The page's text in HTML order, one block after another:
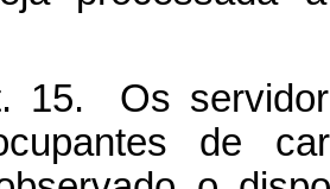
servidores
de